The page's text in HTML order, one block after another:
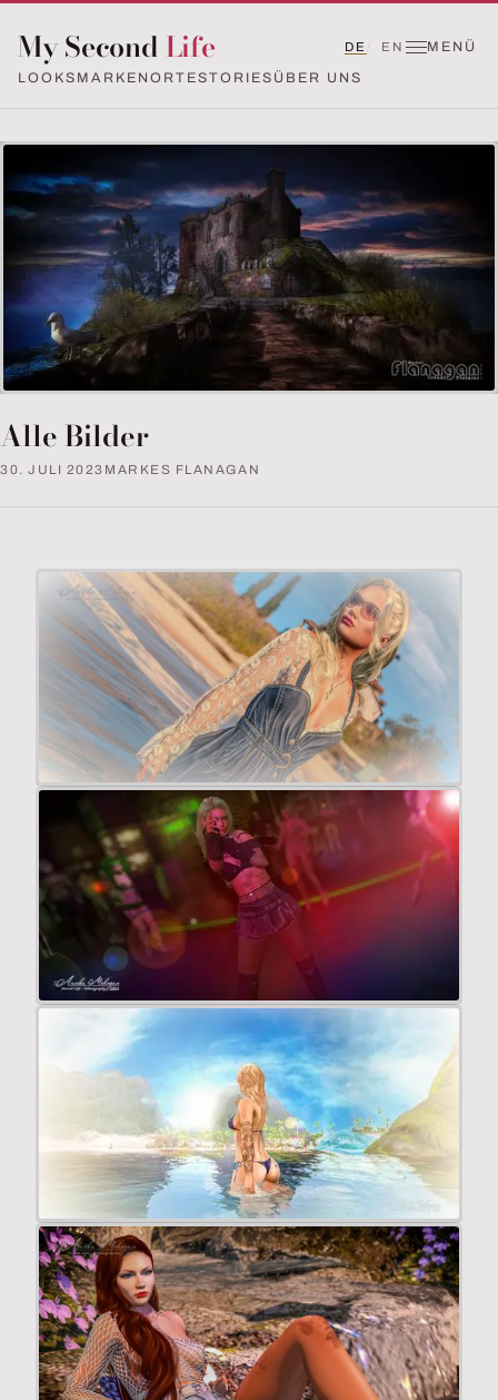
My Second Life
MENÜ
LOOKS MARKEN ORTESTORIES ÜBER UNS
DE EN
Alle Bilder
30. JULI 2023 MARKES FLANAGAN